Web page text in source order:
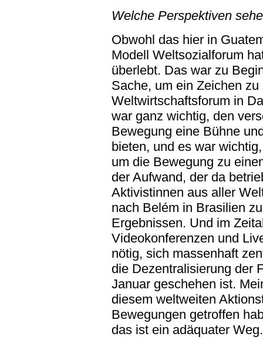
Welche Perspektiven
Obwohl das hier in
Modell Weltsozialforum
überlebt. Das war zu
Sache, um ein Zeichen
Weltwirtschaftsforum in
war ganz wichtig, den
Bewegung eine Bühne
bieten, und es war
um die Bewegung zu
der Aufwand, der da
Aktivistinnen aus aller
nach Belém in Brasilien
Ergebnissen. Und im
Videokonferenzen und
nötig, sich massenhaft
die Dezentralisierung der
Januar geschehen ist.
diesem weltweiten
Bewegungen getroffen
das ist ein adäquater Weg.